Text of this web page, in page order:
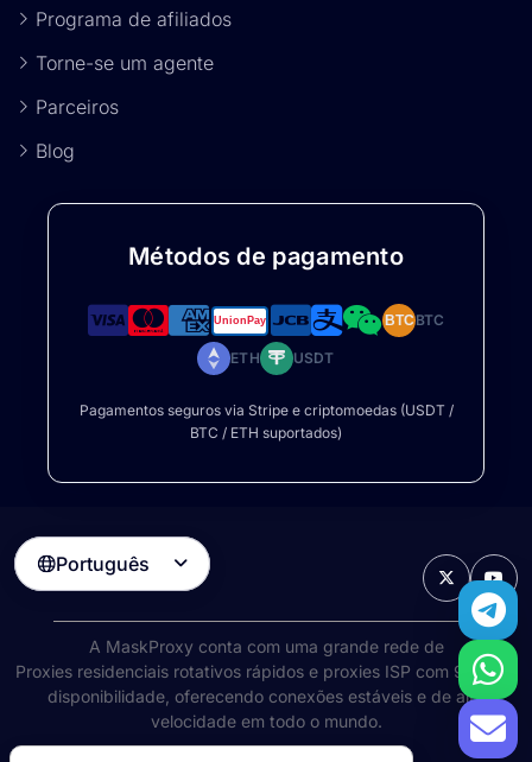
Programa de afiliados
Torne-se um agente
Parceiros
Blog
Métodos de pagamento
BTCBTC
ETH USDT
Pagamentos seguros via Stripe e criptomoedas (USDT /
BTC / ETH suportados)
Português 
A MaskProxy conta com uma grande rede de
Proxies residenciais rotativos rápidos e proxies ISP com 99% de
disponibilidade, oferecendo conexões estáveis e de alta
velocidade em todo o mundo.